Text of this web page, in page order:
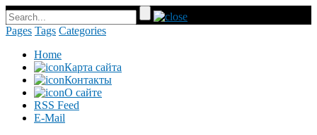
Pages Tags Categories
Home
Карта сайта
Контакты
О сайте
RSS Feed
E-Mail